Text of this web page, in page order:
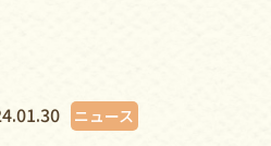
ニュース